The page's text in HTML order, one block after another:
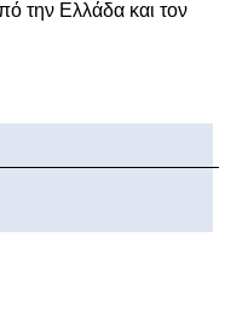
την Ελλάδα και τον